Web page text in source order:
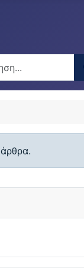
characters